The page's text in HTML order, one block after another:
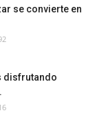
se convierte en
disfrutando